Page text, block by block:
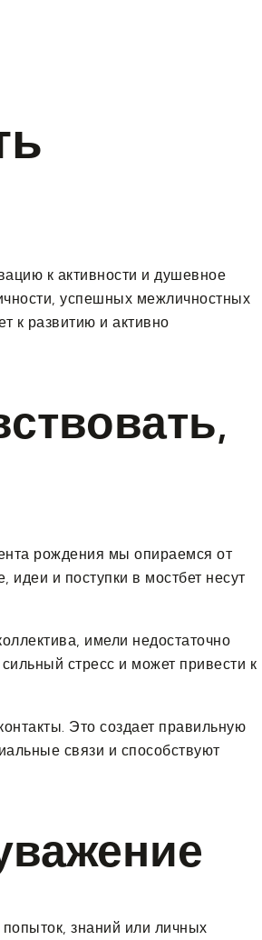
к активности и душевное
успешных межличностных
к развитию и активно
рождения мы опираемся от
идеи и поступки в мостбет несут
имели недостаточно
стресс и может привести к
Это создает правильную
связи и способствуют
знаний или личных